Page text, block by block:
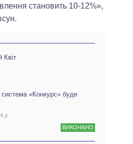
становить 10-12%»,
Квіт
«Конкурс» буде
р.
ВИКОНАНО